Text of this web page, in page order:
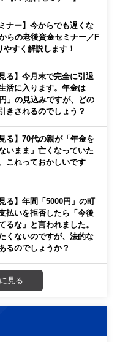
ナー】今からでも遅くな
らの老後資金セミナー／F
やすく解説します！
る】今月末で完全に引退
活に入ります。年金は
円」の見込みですが、どの
きされるのでしょう？
る】70代の親が「年金を
いまま」亡くなっていた
これっておかしいです
る】年間「5000円」の町
払いを拒否したら「今後
るな」と言われました。
くないのですが、法的な
るのでしょうか？
見る